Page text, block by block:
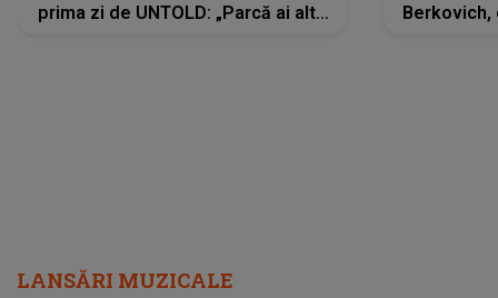
prima zi de UNTOLD: „Parcă ai altă
Berkovich,
LANSĂRI MUZICALE